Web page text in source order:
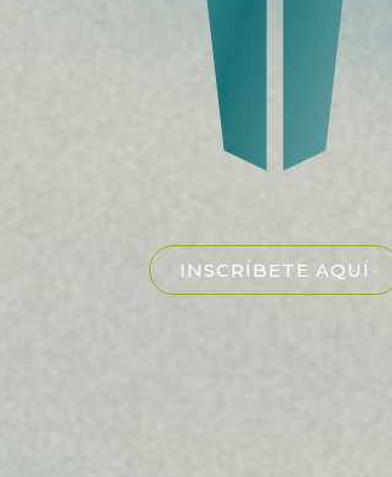
INSCRÍBETE AQUÍ